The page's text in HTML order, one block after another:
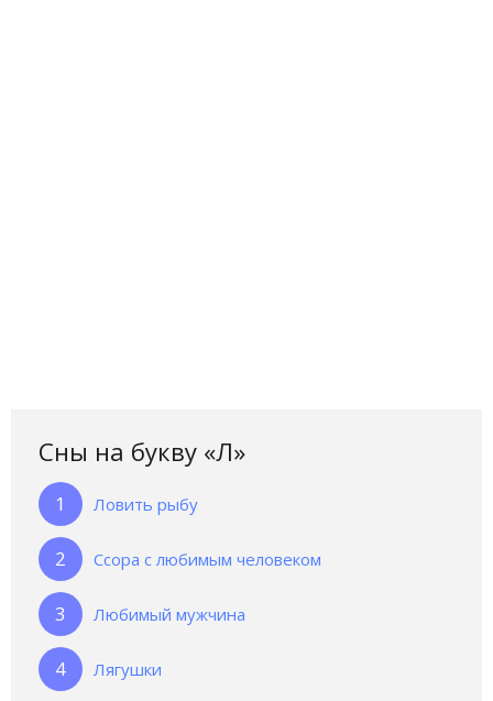
Сны на букву «Л‎»‎
Ловить рыбу
Ссора с любимым человеком
Любимый мужчина
Лягушки